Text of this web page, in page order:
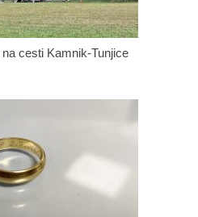
cesti Kamnik-Tunjice